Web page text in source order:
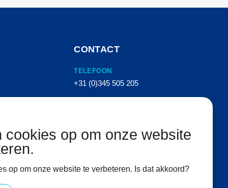
CONTACT
TELEFOON
+31 (0)345 505 205
ADRES
cookies op om onze website
op om onze website te verbeteren. Is dat akkoord?